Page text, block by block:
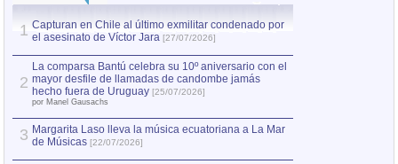
1 Capturan en Chile al último exmilitar condenado por
el asesinato de Víctor Jara [27/07/2026]
2
La comparsa Bantú celebra su 10º aniversario con el
mayor desfile de llamadas de candombe jamás
hecho fuera de Uruguay [25/07/2026]
por Manel Gausachs
3 Margarita Laso lleva la música ecuatoriana a La Mar
de Músicas [22/07/2026]